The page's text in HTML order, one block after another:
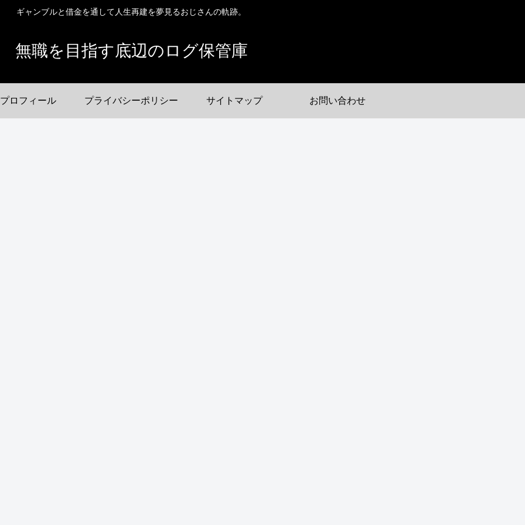
ギャンブルと借金を通して人生再建を夢見るおじさんの軌跡。
無職を目指す底辺のログ保管庫
プロフィール プライバシーポリシー サイトマップ お問い合わせ